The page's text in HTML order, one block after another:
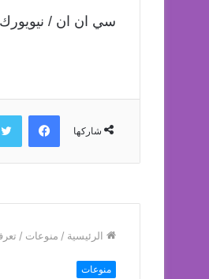
سي ان ان / نيويورك
شاركها